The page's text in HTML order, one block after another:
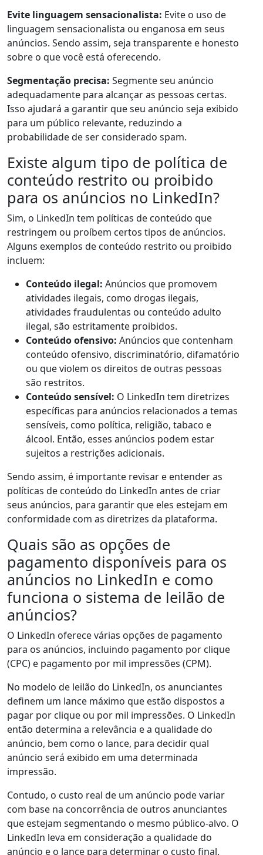
Evite linguagem sensacionalista: Evite o uso de
linguagem sensacionalista ou enganosa em seus
anúncios. Sendo assim, seja transparente e honesto
sobre o que você está oferecendo.
Segmentação precisa: Segmente seu anúncio
adequadamente para alcançar as pessoas certas.
Isso ajudará a garantir que seu anúncio seja exibido
para um público relevante, reduzindo a
probabilidade de ser considerado spam.
Existe algum tipo de política de
conteúdo restrito ou proibido
para os anúncios no LinkedIn?
Sim, o LinkedIn tem políticas de conteúdo que
restringem ou proíbem certos tipos de anúncios.
Alguns exemplos de conteúdo restrito ou proibido
incluem:
Conteúdo ilegal: Anúncios que promovem
atividades ilegais, como drogas ilegais,
atividades fraudulentas ou conteúdo adulto
ilegal, são estritamente proibidos.
Conteúdo ofensivo: Anúncios que contenham
conteúdo ofensivo, discriminatório, difamatório
ou que violem os direitos de outras pessoas
são restritos.
Conteúdo sensível: O LinkedIn tem diretrizes
específicas para anúncios relacionados a temas
sensíveis, como política, religião, tabaco e
álcool. Então, esses anúncios podem estar
sujeitos a restrições adicionais.
Sendo assim, é importante revisar e entender as
políticas de conteúdo do LinkedIn antes de criar
seus anúncios, para garantir que eles estejam em
conformidade com as diretrizes da plataforma.
Quais são as opções de
pagamento disponíveis para os
anúncios no LinkedIn e como
funciona o sistema de leilão de
anúncios?
O LinkedIn oferece várias opções de pagamento
para os anúncios, incluindo pagamento por clique
(CPC) e pagamento por mil impressões (CPM).
No modelo de leilão do LinkedIn, os anunciantes
definem um lance máximo que estão dispostos a
pagar por clique ou por mil impressões. O LinkedIn
então determina a relevância e a qualidade do
anúncio, bem como o lance, para decidir qual
anúncio será exibido em uma determinada
impressão.
Contudo, o custo real de um anúncio pode variar
com base na concorrência de outros anunciantes
que estejam segmentando o mesmo público-alvo. O
LinkedIn leva em consideração a qualidade do
anúncio e o lance para determinar o custo final.